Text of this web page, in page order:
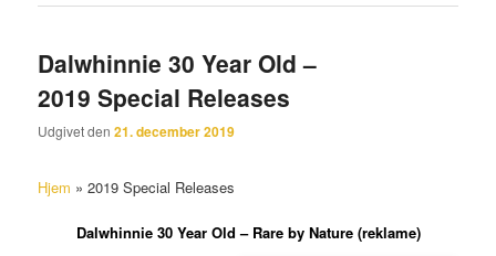
Dalwhinnie 30 Year Old –
2019 Special Releases
Udgivet den21. december 2019
Hjem »2019 Special Releases
Dalwhinnie 30 Year Old – Rare by Nature (reklame)